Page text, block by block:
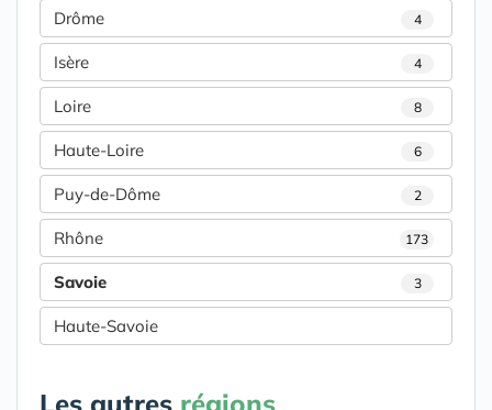
Drôme 4
Isère 4
Loire 8
Haute-Loire 6
Puy-de-Dôme 2
Rhône 173
Savoie 3
Haute-Savoie